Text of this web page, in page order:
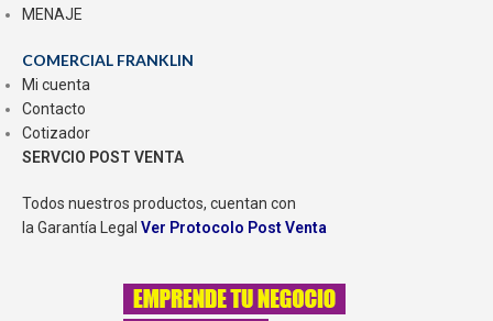
MENAJE
COMERCIAL FRANKLIN
Mi cuenta
Contacto
Cotizador
SERVCIO POST VENTA
Todos nuestros productos, cuentan con
la Garantía Legal Ver Protocolo Post Venta